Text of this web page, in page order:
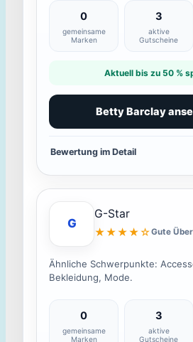
0
gemeinsame
Marken
3
aktive
Gutscheine
Aktuell bis zu 50 %
Betty Barclay
Bewertung im Detail
G
G-Star
★★★★☆Gute
Ähnliche Schwerpunkte:
Bekleidung, Mode.
0
gemeinsame
Marken
3
aktive
Gutscheine